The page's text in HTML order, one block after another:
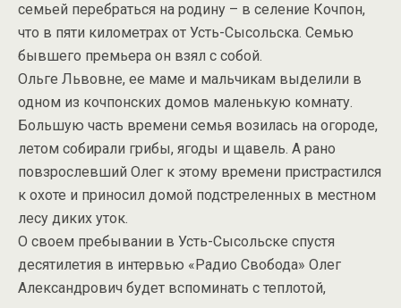
семьей перебраться на родину – в селение Кочпон,
что в пяти километрах от Усть-Сысольска. Семью
бывшего премьера он взял с собой.
Ольге Львовне, ее маме и мальчикам выделили в
одном из кочпонских домов маленькую комнату.
Большую часть времени семья возилась на огороде,
летом собирали грибы, ягоды и щавель. А рано
повзрослевший Олег к этому времени пристрастился
к охоте и приносил домой подстреленных в местном
лесу диких уток.
О своем пребывании в Усть-Сысольске спустя
десятилетия в интервью «Радио Свобода» Олег
Александрович будет вспоминать с теплотой,